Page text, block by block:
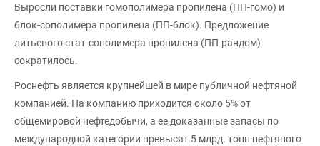
Выросли поставки гомополимера пропилена (ПП-гомо) и
блок-сополимера пропилена (ПП-блок). Предложение
литьевого стат-сополимера пропилена (ПП-рандом)
сократилось.
Роснефть является крупнейшей в мире публичной нефтяной
компанией. На компанию приходится около 5% от
общемировой нефтедобычи, а ее доказанные запасы по
международной категории превысят 5 млрд. тонн нефтяного